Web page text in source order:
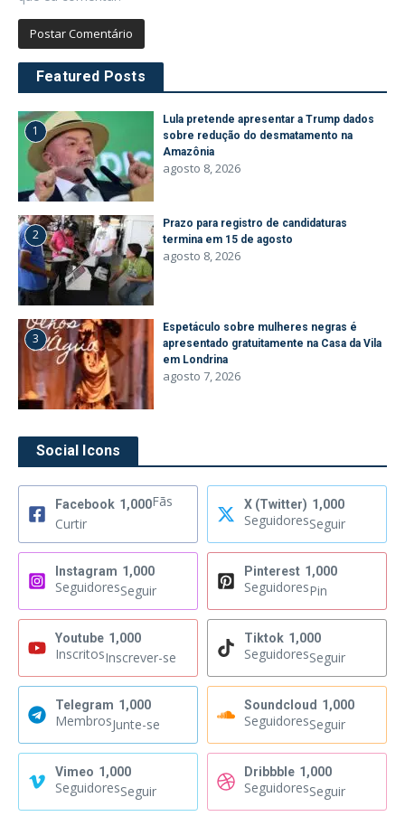
Featured Posts
1
Lula pretende apresentar a Trump dados
sobre redução do desmatamento na
Amazônia
agosto 8, 2026
2
Prazo para registro de candidaturas
termina em 15 de agosto
agosto 8, 2026
3
Espetáculo sobre mulheres negras é
apresentado gratuitamente na Casa da Vila
em Londrina
agosto 7, 2026
Social Icons
Facebook 1,000Fãs
Curtir
X (Twitter) 1,000
SeguidoresSeguir
Instagram 1,000
SeguidoresSeguir
Pinterest 1,000
SeguidoresPin
Youtube 1,000
InscritosInscrever-se
Tiktok 1,000
SeguidoresSeguir
Telegram 1,000
MembrosJunte-se
Soundcloud 1,000
SeguidoresSeguir
Vimeo 1,000
SeguidoresSeguir
Dribbble 1,000
SeguidoresSeguir